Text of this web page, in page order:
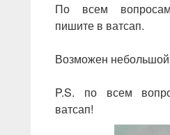
По всем вопросам
пишите в ватсап.
Возможен небольшой
P.S. по всем
ватсап!